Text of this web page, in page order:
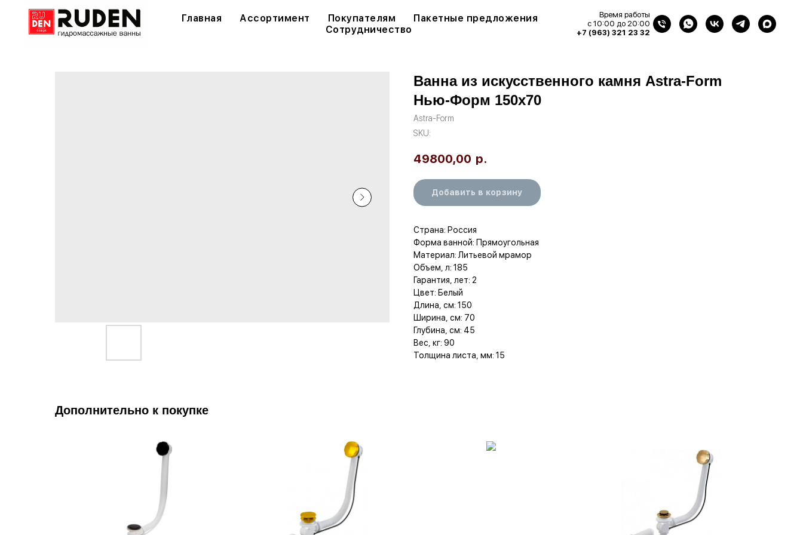
Главная Ассортимент Покупателям
Пакетные предложения
Сотрудничество
Время работы
с 10:00 до 20:00
+7 (963) 321 23 32
Ванна из искусственного камня Astra-Form
Нью-Форм 150x70
Astra-Form
SKU:
49800,00 р.
Добавить в корзину
Страна: Россия
Форма ванной: Прямоугольная
Материал: Литьевой мрамор
Объем, л: 185
Гарантия, лет: 2
Цвет: Белый
Длина, см: 150
Ширина, см: 70
Глубина, см: 45
Вес, кг: 90
Толщина листа, мм: 15
Дополнительно к покупке